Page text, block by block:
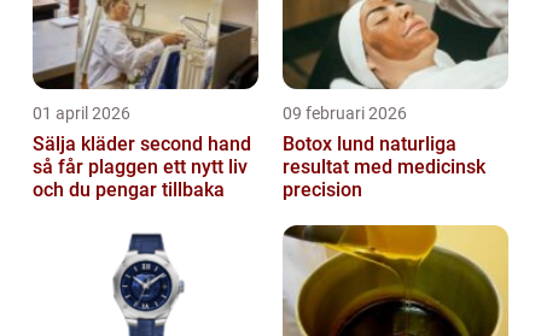
01 april 2026
Sälja kläder second hand
så får plaggen ett nytt liv
och du pengar tillbaka
09 februari 2026
Botox lund naturliga
resultat med medicinsk
precision